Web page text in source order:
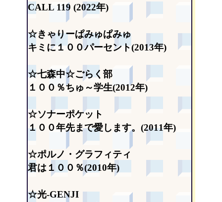
CALL 119 (2022年)
☆きゃりーぱみゅぱみゅ
キミに１００パーセント(2013年)
☆七森中☆ごらく部
１００％ちゅ～学生(2012年)
☆ソナーポケット
１００年先まで愛します。(2011年)
☆ポルノ・グラフィティ
君は１００％(2010年)
☆光-GENJI